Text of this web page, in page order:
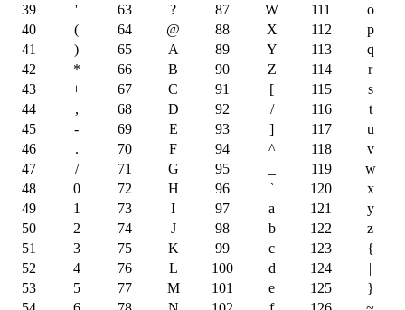
39
' 63 ? 87 W 111
o
40
( 64 @ 88 X 112
p
41
) 65 A 89 Y 113
q
42
* 66 B 90 Z 114
r
43
+ 67 C 91 [ 115
s
44
, 68 D 92 / 116
t
45
- 69 E 93 ] 117
u
46
. 70 F 94 ^ 118
v
47
/ 71 G 95 119
w
48
0 72 H 96 ` 120
x
49
1 73 I 97 a 121
y
50
2 74 J 98 b 122
z
51
3 75 K 99 c 123
{
52
4 76 L 100 d 124
|
53
5 77 M 101 e 125
}